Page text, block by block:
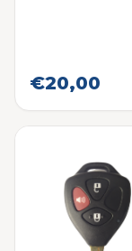
€20,00